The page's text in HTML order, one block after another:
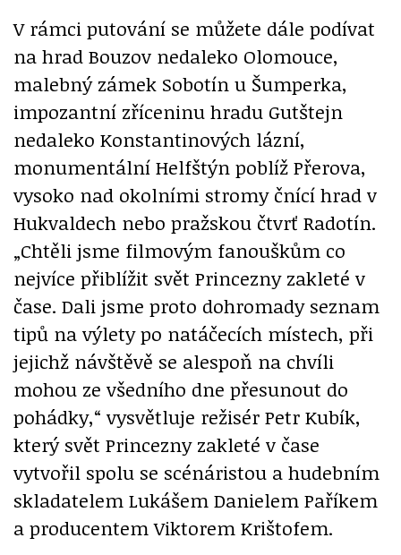
V rámci putování se můžete dále podívat
na hrad Bouzov nedaleko Olomouce,
malebný zámek Sobotín u Šumperka,
impozantní zříceninu hradu Gutštejn
nedaleko Konstantinových lázní,
monumentální Helfštýn poblíž Přerova,
vysoko nad okolními stromy čnící hrad v
Hukvaldech nebo pražskou čtvrť Radotín.
„Chtěli jsme filmovým fanouškům co
nejvíce přiblížit svět Princezny zakleté v
čase. Dali jsme proto dohromady seznam
tipů na výlety po natáčecích místech, při
jejichž návštěvě se alespoň na chvíli
mohou ze všedního dne přesunout do
pohádky,“ vysvětluje režisér Petr Kubík,
který svět Princezny zakleté v čase
vytvořil spolu se scénáristou a hudebním
skladatelem Lukášem Danielem Paříkem
a producentem Viktorem Krištofem.